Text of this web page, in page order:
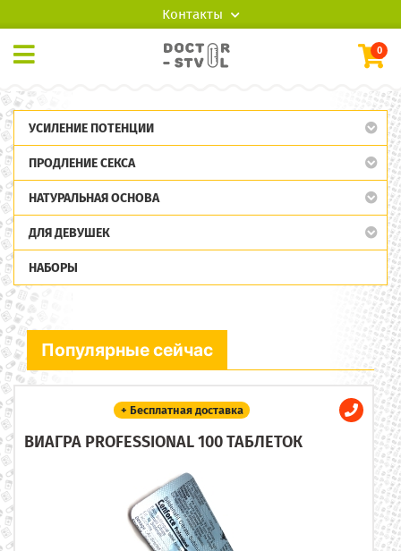
Контакты
0
УСИЛЕНИЕ ПОТЕНЦИИ
ПРОДЛЕНИЕ СЕКСА
НАТУРАЛЬНАЯ ОСНОВА
ДЛЯ ДЕВУШЕК
НАБОРЫ
Популярные сейчас
+ Бесплатная доставка
ВИАГРА PROFESSIONAL 100 ТАБЛЕТОК